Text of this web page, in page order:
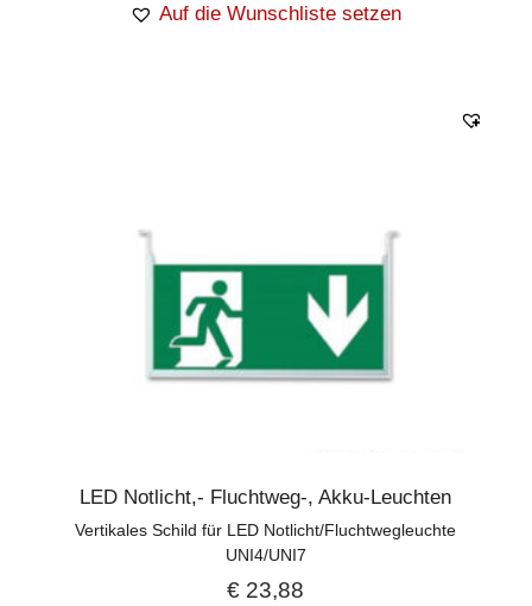
Auf die Wunschliste setzen
LED Notlicht,- Fluchtweg-, Akku-Leuchten
Vertikales Schild für LED Notlicht/Fluchtwegleuchte
UNI4/UNI7
€ 23,88